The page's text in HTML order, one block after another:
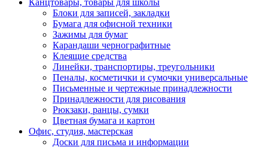
Канцтовары, товары для школы
Блоки для записей, закладки
Бумага для офисной техники
Зажимы для бумаг
Карандаши чернографитные
Клеящие средства
Линейки, транспортиры, треугольники
Пеналы, косметички и сумочки универсальные
Письменные и чертежные принадлежности
Принадлежности для рисования
Рюкзаки, ранцы, сумки
Цветная бумага и картон
Офис, студия, мастерская
Доски для письма и информации